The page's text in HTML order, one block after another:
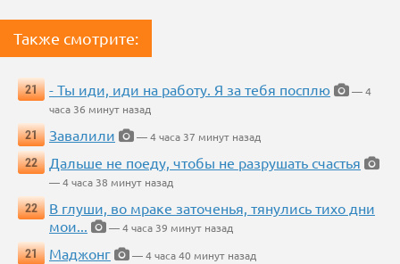
Также смотрите:
21 - Ты иди, иди на работу. Я за тебя посплю
— 4
часа 36 минут назад
21
Завалили
— 4 часа 37 минут назад
22
Дальше не поеду, чтобы не разрушать счастья
— 4 часа 38 минут назад
22
В глуши, во мраке заточенья, тянулись тихо дни
мои...
— 4 часа 39 минут назад
21
Маджонг
— 4 часа 40 минут назад